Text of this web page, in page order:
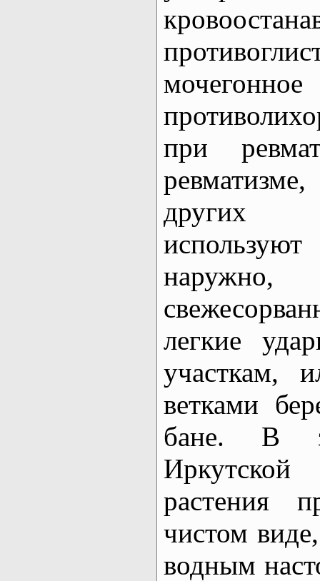
при
других
легкие
участкам,
ветками
бане. В
растения
чистом
водным